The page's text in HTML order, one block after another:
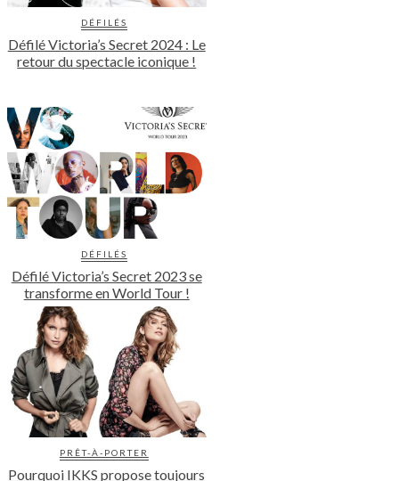
DÉFILÉS
Défilé Victoria’s Secret 2024 : Le
retour du spectacle iconique !
DÉFILÉS
Défilé Victoria’s Secret 2023 se
transforme en World Tour !
PRÊT-À-PORTER
Pourquoi IKKS propose toujours